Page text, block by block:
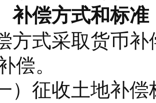
补偿方式和标准
方式采取货币
偿。
）征收土地补